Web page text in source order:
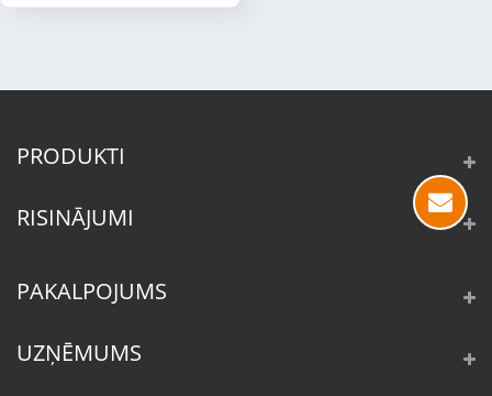
PRODUKTI
RISINĀJUMI
PAKALPOJUMS
UZŅĒMUMS